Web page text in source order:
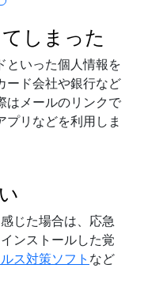
しまった
といった個人情報を
ード会社や銀行など
はメールのリンクで
プリなどを利用しま
じた場合は、応急
ンストールした覚
ス対策ソフト など